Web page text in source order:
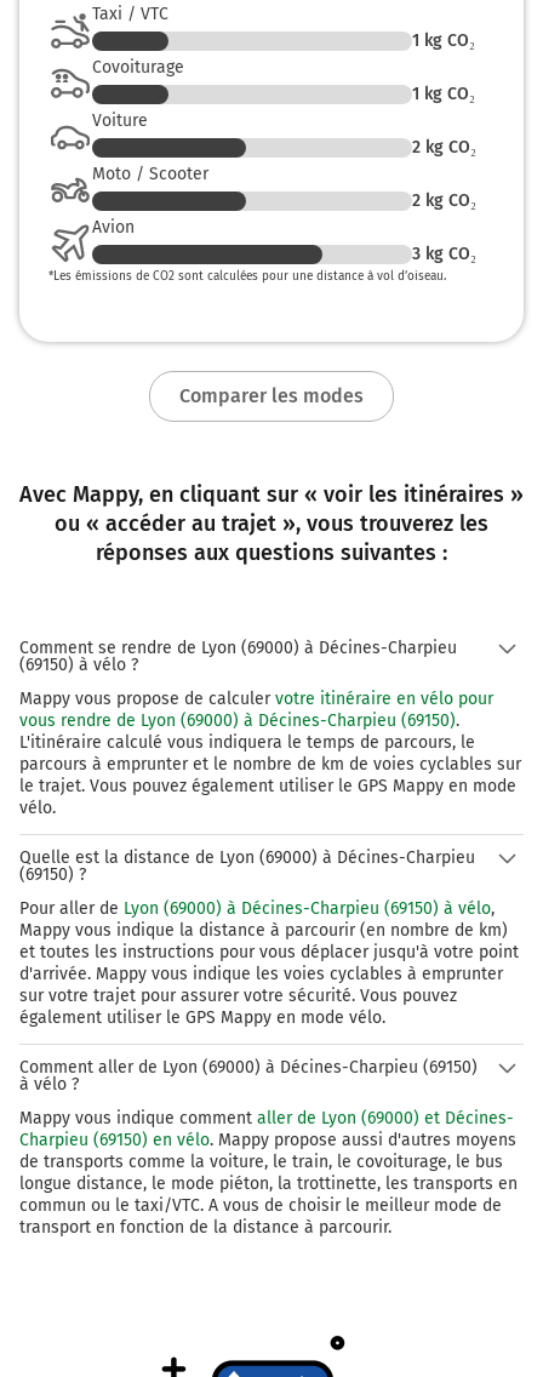
Taxi / VTC
1 kg CO₂
Covoiturage
1 kg CO₂
Voiture
2 kg CO₂
Moto / Scooter
2 kg CO₂
Avion
3 kg CO₂
*Les émissions de CO2 sont calculées pour une distance à vol d’oiseau.
Comparer les modes
Avec Mappy, en cliquant sur « voir les itinéraires »
ou « accéder au trajet », vous trouverez les
réponses aux questions suivantes :
Comment se rendre de Lyon (69000) à Décines-Charpieu
(69150) à vélo ?
Mappy vous propose de calculervotre itinéraire en vélo pour
vous rendre de Lyon (69000) à Décines-Charpieu (69150).
L'itinéraire calculé vous indiquera le temps de parcours, le
parcours à emprunter et le nombre de km de voies cyclables sur
le trajet. Vous pouvez également utiliser le GPS Mappy en mode
vélo.
Quelle est la distance de Lyon (69000) à Décines-Charpieu
(69150) ?
Pour aller de Lyon (69000) à Décines-Charpieu (69150) à vélo,
Mappy vous indique la distance à parcourir (en nombre de km)
et toutes les instructions pour vous déplacer jusqu'à votre point
d'arrivée. Mappy vous indique les voies cyclables à emprunter
sur votre trajet pour assurer votre sécurité. Vous pouvez
également utiliser le GPS Mappy en mode vélo.
Comment aller de Lyon (69000) à Décines-Charpieu (69150)
à vélo ?
Mappy vous indique comment aller de Lyon (69000) et Décines-
Charpieu (69150) en vélo. Mappy propose aussi d'autres moyens
de transports comme la voiture, le train, le covoiturage, le bus
longue distance, le mode piéton, la trottinette, les transports en
commun ou le taxi/VTC. A vous de choisir le meilleur mode de
transport en fonction de la distance à parcourir.